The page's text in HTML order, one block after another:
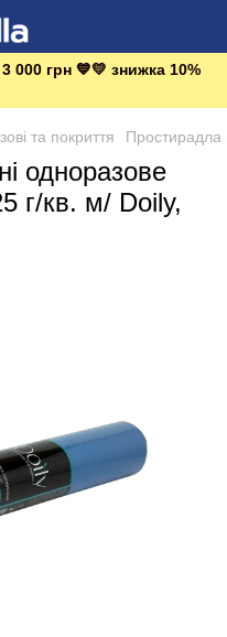
грн 💙💛 знижка 10%
та покриття Простирадла
одноразове
г/кв. м/ Doily,